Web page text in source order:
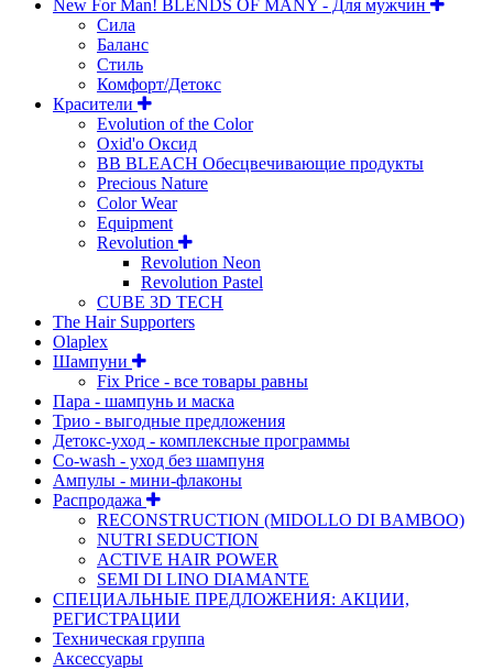
New For Man! BLENDS OF MANY - Для мужчин
Сила
Баланс
Стиль
Комфорт/Детокс
Красители
Evolution of the Color
Oxid'o Оксид
BB BLEACH Обесцвечивающие продукты
Precious Nature
Color Wear
Equipment
Revolution
Revolution Neon
Revolution Pastel
CUBE 3D TECH
The Hair Supporters
Olaplex
Шампуни
Fix Price - все товары равны
Пара - шампунь и маска
Трио - выгодные предложения
Детокс-уход - комплексные программы
Co-wash - уход без шампуня
Ампулы - мини-флаконы
Распродажа
RECONSTRUCTION (MIDOLLO DI BAMBOO)
NUTRI SEDUCTION
ACTIVE HAIR POWER
SEMI DI LINO DIAMANTE
СПЕЦИАЛЬНЫЕ ПРЕДЛОЖЕНИЯ: АКЦИИ,
РЕГИСТРАЦИИ
Техническая группа
Аксессуары